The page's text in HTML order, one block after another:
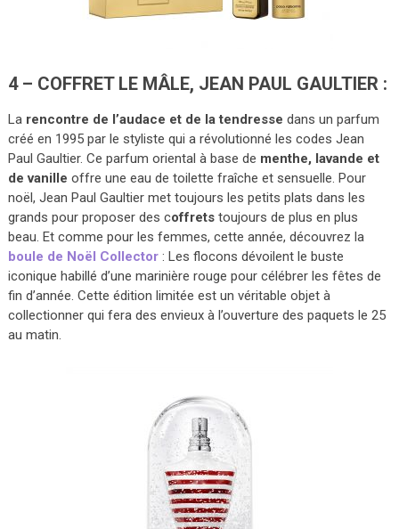
4 – COFFRET LE MÂLE, JEAN PAUL GAULTIER :
La rencontre de l’audace et de la tendresse dans un parfum
créé en 1995 par le styliste qui a révolutionné les codes Jean
Paul Gaultier. Ce parfum oriental à base de menthe, lavande et
de vanille offre une eau de toilette fraîche et sensuelle. Pour
noël, Jean Paul Gaultier met toujours les petits plats dans les
grands pour proposer des coffretstoujours de plus en plus
beau. Et comme pour les femmes, cette année, découvrez la
boule de Noël Collector: Les flocons dévoilent le buste
iconique habillé d’une marinière rouge pour célébrer les fêtes de
fin d’année. Cette édition limitée est un véritable objet à
collectionner qui fera des envieux à l’ouverture des paquets le 25
au matin.